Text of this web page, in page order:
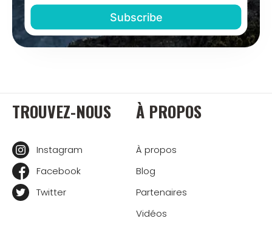
TROUVEZ-NOUS
Instagram
Facebook
Twitter
À PROPOS
À propos
Blog
Partenaires
Vidéos